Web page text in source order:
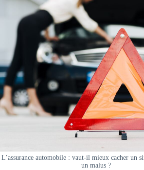
L’assurance automobile : vaut-il mieux cacher un
un malus ?